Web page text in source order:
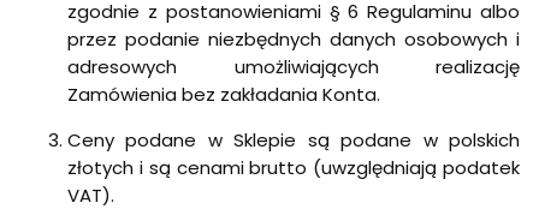
zgodnie z postanowieniami § 6 Regulaminu albo
przez podanie niezbędnych danych osobowych i
adresowych umożliwiających realizację
Zamówienia bez zakładania Konta.
Ceny podane w Sklepie są podane w polskich
złotych i są cenami brutto (uwzględniają podatek
VAT).